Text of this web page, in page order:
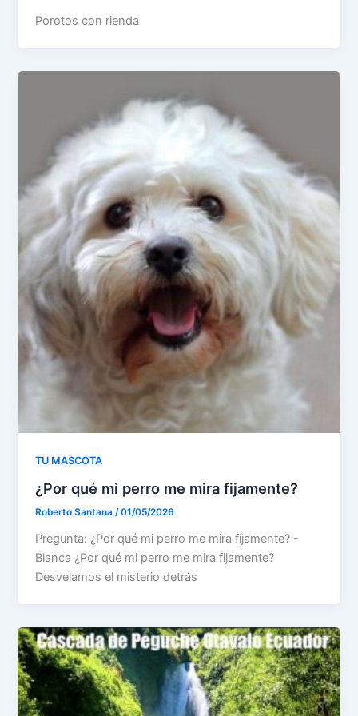
Porotos con rienda
TU MASCOTA
¿Por qué mi perro me mira fijamente?
Roberto Santana/01/05/2026
Pregunta: ¿Por qué mi perro me mira fijamente? -
Blanca ¿Por qué mi perro me mira fijamente?
Desvelamos el misterio detrás